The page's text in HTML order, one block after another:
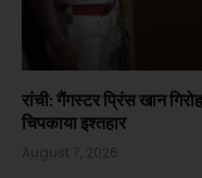
रांची: गैंगस्टर प्रिंस खान
चिपकाया इश्तहार
August 7, 2026